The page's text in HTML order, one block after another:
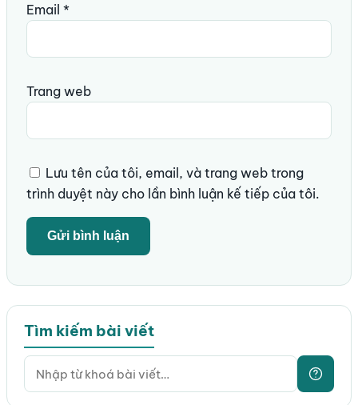
Email *
Trang web
Lưu tên của tôi, email, và trang web trong
trình duyệt này cho lần bình luận kế tiếp của tôi.
Tìm kiếm bài viết